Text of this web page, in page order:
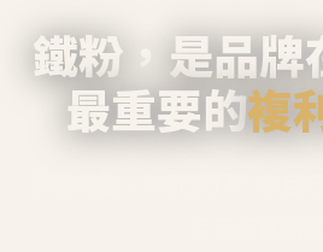
鐵粉，是品牌
最重要的複